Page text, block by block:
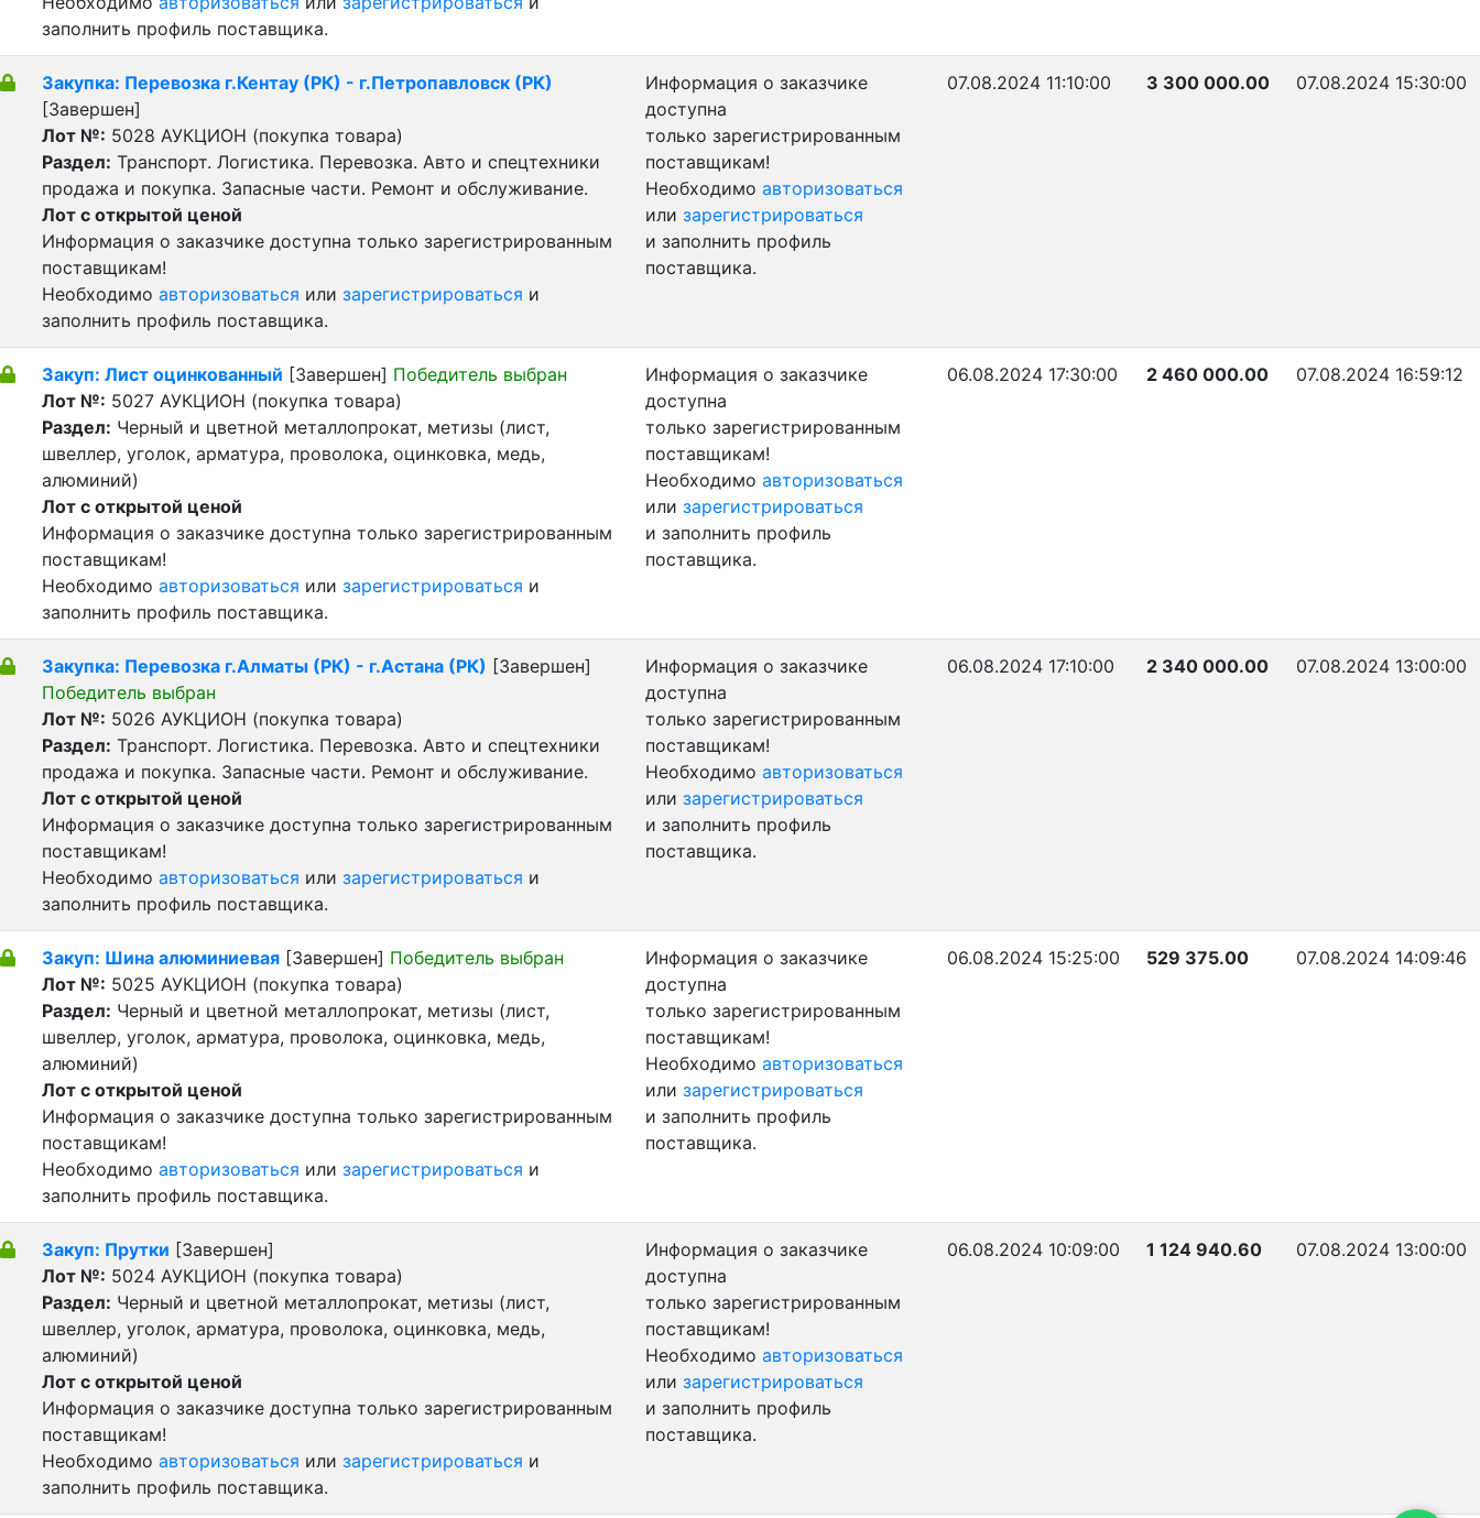
заполнить профиль поставщика.
Закупка: Перевозка г.Кентау (РК) - г.Петропавловск (РК)
[Завершен]
Лот №: 5028 АУКЦИОН (покупка товара)
Раздел: Транспорт. Логистика. Перевозка. Авто и спецтехники
продажа и покупка. Запасные части. Ремонт и обслуживание.
Лот с открытой ценой
Информация о заказчике доступна только зарегистрированным
поставщикам!
Необходимо авторизоваться или зарегистрироваться и
заполнить профиль поставщика.
Информация о заказчике
доступна
только зарегистрированным
поставщикам!
Необходимо авторизоваться
или зарегистрироваться
и заполнить профиль
поставщика.
07.08.2024 11:10:00 3 300 000.00 07.08.2024 15:30:00
Закуп: Лист оцинкованный [Завершен] Победитель выбран
Лот №: 5027 АУКЦИОН (покупка товара)
Раздел: Черный и цветной металлопрокат, метизы (лист,
швеллер, уголок, арматура, проволока, оцинковка, медь,
алюминий)
Лот с открытой ценой
Информация о заказчике доступна только зарегистрированным
поставщикам!
Необходимо авторизоваться или зарегистрироваться и
заполнить профиль поставщика.
Информация о заказчике
доступна
только зарегистрированным
поставщикам!
Необходимо авторизоваться
или зарегистрироваться
и заполнить профиль
поставщика.
06.08.2024 17:30:00 2 460 000.00 07.08.2024 16:59:12
Закупка: Перевозка г.Алматы (РК) - г.Астана (РК) [Завершен]
Победитель выбран
Лот №: 5026 АУКЦИОН (покупка товара)
Раздел: Транспорт. Логистика. Перевозка. Авто и спецтехники
продажа и покупка. Запасные части. Ремонт и обслуживание.
Лот с открытой ценой
Информация о заказчике доступна только зарегистрированным
поставщикам!
Необходимо авторизоваться или зарегистрироваться и
заполнить профиль поставщика.
Информация о заказчике
доступна
только зарегистрированным
поставщикам!
Необходимо авторизоваться
или зарегистрироваться
и заполнить профиль
поставщика.
06.08.2024 17:10:00 2 340 000.00 07.08.2024 13:00:00
Закуп: Шина алюминиевая [Завершен] Победитель выбран
Лот №: 5025 АУКЦИОН (покупка товара)
Раздел: Черный и цветной металлопрокат, метизы (лист,
швеллер, уголок, арматура, проволока, оцинковка, медь,
алюминий)
Лот с открытой ценой
Информация о заказчике доступна только зарегистрированным
поставщикам!
Необходимо авторизоваться или зарегистрироваться и
заполнить профиль поставщика.
Информация о заказчике
доступна
только зарегистрированным
поставщикам!
Необходимо авторизоваться
или зарегистрироваться
и заполнить профиль
поставщика.
06.08.2024 15:25:00 529 375.00 07.08.2024 14:09:46
Закуп: Прутки [Завершен]
Лот №: 5024 АУКЦИОН (покупка товара)
Раздел: Черный и цветной металлопрокат, метизы (лист,
швеллер, уголок, арматура, проволока, оцинковка, медь,
алюминий)
Лот с открытой ценой
Информация о заказчике доступна только зарегистрированным
поставщикам!
Необходимо авторизоваться или зарегистрироваться и
заполнить профиль поставщика.
Информация о заказчике
доступна
только зарегистрированным
поставщикам!
Необходимо авторизоваться
или зарегистрироваться
и заполнить профиль
поставщика.
06.08.2024 10:09:00 1 124 940.60 07.08.2024 13:00:00